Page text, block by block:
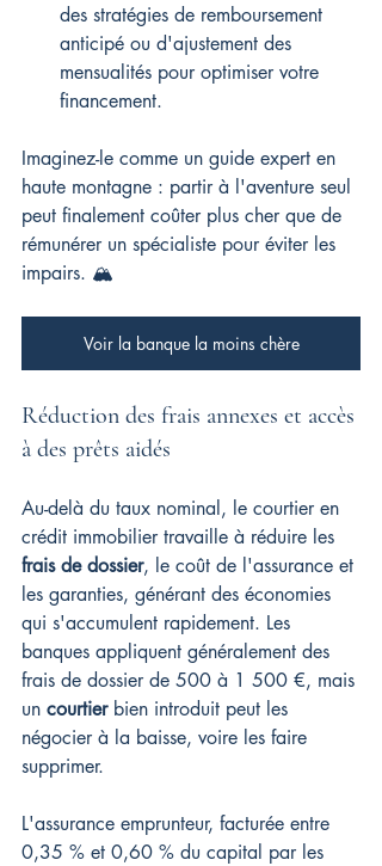
des stratégies de remboursement
anticipé ou d'ajustement des
mensualités pour optimiser votre
financement.
Imaginez-le comme un guide expert en
haute montagne : partir à l'aventure seul
peut finalement coûter plus cher que de
rémunérer un spécialiste pour éviter les
impairs. 🏔️
Voir la banque la moins chère
Réduction des frais annexes et accès
à des prêts aidés
Au-delà du taux nominal, le courtier en
crédit immobilier travaille à réduire les
frais de dossier, le coût de l'assurance et
les garanties, générant des économies
qui s'accumulent rapidement. Les
banques appliquent généralement des
frais de dossier de 500 à 1 500 €, mais
un courtier bien introduit peut les
négocier à la baisse, voire les faire
supprimer.
L'assurance emprunteur, facturée entre
0,35 % et 0,60 % du capital par les